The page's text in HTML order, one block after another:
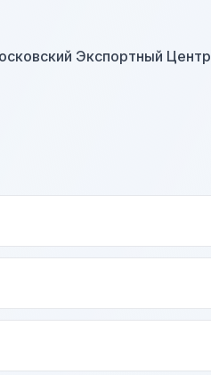
Экспортный Центр